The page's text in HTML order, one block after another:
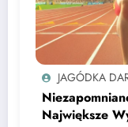
JAGÓDKA
Największe